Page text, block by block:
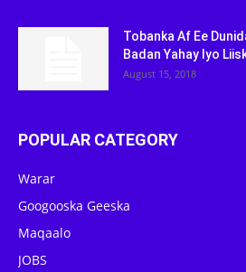
Tobanka Af Ee
Badan Yahay Iyo
August 15, 2018
POPULAR CATEGORY
Warar
Googooska Geeska
Maqaalo
JOBS